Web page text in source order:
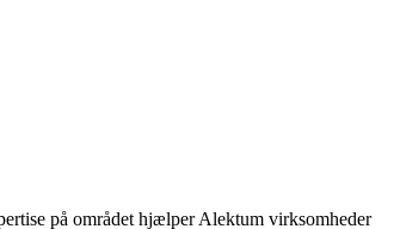
på området hjælper Alektum virksomheder